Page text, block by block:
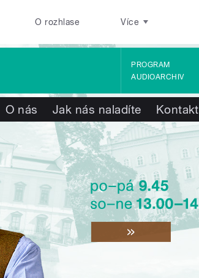
O rozhlase Více
PROGRAM
AUDIOARCHIV
O nás Jak nás naladíte Kontakt